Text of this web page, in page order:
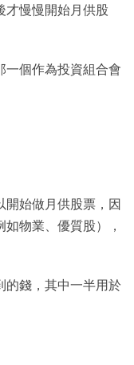
才慢慢開始月供股
一個作為投資組合會
開始做月供股票，因
物業、優質股），
的錢，其中一半用於